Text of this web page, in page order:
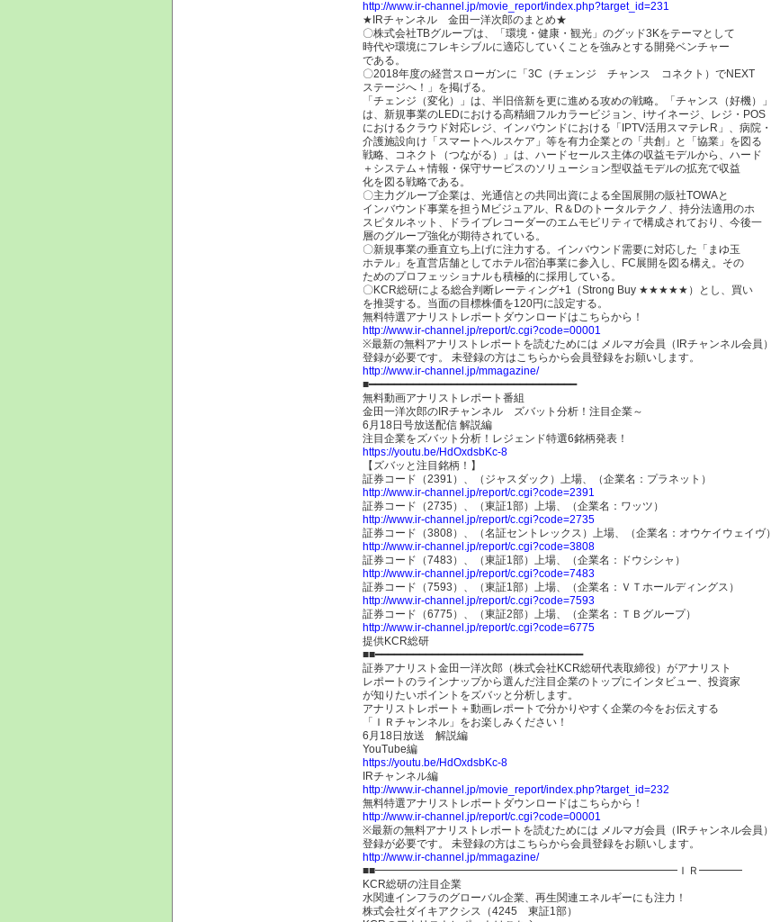
http://www.ir-channel.jp/movie_report/index.php?target_id=231
★IRチャンネル 金田一洋次郎のまとめ★
〇株式会社TBグループは、「環境・健康・観光」のグッド3Kをテーマとして
時代や環境にフレキシブルに適応していくことを強みとする開発ベンチャー
である。
〇2018年度の経営スローガンに「3C（チェンジ チャンス コネクト）でNEXT
ステージへ！」を掲げる。
「チェンジ（変化）」は、半旧倍新を更に進める攻めの戦略。「チャンス（好機）」
は、新規事業のLEDにおける高精細フルカラービジョン、iサイネージ、レジ・POS
におけるクラウド対応レジ、インバウンドにおける「IPTV活用スマテレR」、病院・
介護施設向け「スマートヘルスケア」等を有力企業との「共創」と「協業」を図る
戦略、コネクト（つながる）」は、ハードセールス主体の収益モデルから、ハード
＋システム＋情報・保守サービスのソリューション型収益モデルの拡充で収益
化を図る戦略である。
〇主力グループ企業は、光通信との共同出資による全国展開の販社TOWAと
インバウンド事業を担うMビジュアル、R＆Dのトータルテクノ、持分法適用のホ
スピタルネット、ドライブレコーダーのエムモビリティで構成されており、今後一
層のグループ強化が期待されている。
〇新規事業の垂直立ち上げに注力する。インバウンド需要に対応した「まゆ玉
ホテル」を直営店舗としてホテル宿泊事業に参入し、FC展開を図る構え。その
ためのプロフェッショナルも積極的に採用している。
〇KCR総研による総合判断レーティング+1（Strong Buy ★★★★★）とし、買い
を推奨する。当面の目標株価を120円に設定する。
無料特選アナリストレポートダウンロードはこちらから！
http://www.ir-channel.jp/report/c.cgi?code=00001
※最新の無料アナリストレポートを読むためには メルマガ会員（IRチャンネル会員）
登録が必要です。 未登録の方はこちらから会員登録をお願いします。
http://www.ir-channel.jp/mmagazine/
■━━━━━━━━━━━━━━━━━━━━━━━━━━━━━━━━━
無料動画アナリストレポート番組
金田一洋次郎のIRチャンネル ズバット分析！注目企業～
6月18日号放送配信 解説編
注目企業をズバット分析！レジェンド特選6銘柄発表！
https://youtu.be/HdOxdsbKc-8
【ズバッと注目銘柄！】
証券コード（2391）、（ジャスダック）上場、（企業名：プラネット）
http://www.ir-channel.jp/report/c.cgi?code=2391
証券コード（2735）、（東証1部）上場、（企業名：ワッツ）
http://www.ir-channel.jp/report/c.cgi?code=2735
証券コード（3808）、（名証セントレックス）上場、（企業名：オウケイウェイヴ）
http://www.ir-channel.jp/report/c.cgi?code=3808
証券コード（7483）、（東証1部）上場、（企業名：ドウシシャ）
http://www.ir-channel.jp/report/c.cgi?code=7483
証券コード（7593）、（東証1部）上場、（企業名：ＶＴホールディングス）
http://www.ir-channel.jp/report/c.cgi?code=7593
証券コード（6775）、（東証2部）上場、（企業名：ＴＢグループ）
http://www.ir-channel.jp/report/c.cgi?code=6775
提供KCR総研
■■━━━━━━━━━━━━━━━━━━━━━━━━━━━━━━━━━
証券アナリスト金田一洋次郎（株式会社KCR総研代表取締役）がアナリスト
レポートのラインナップから選んだ注目企業のトップにインタビュー、投資家
が知りたいポイントをズバッと分析します。
アナリストレポート＋動画レポートで分かりやすく企業の今をお伝えする
「ＩＲチャンネル」をお楽しみください！
6月18日放送 解説編
YouTube編
https://youtu.be/HdOxdsbKc-8
IRチャンネル編
http://www.ir-channel.jp/movie_report/index.php?target_id=232
無料特選アナリストレポートダウンロードはこちらから！
http://www.ir-channel.jp/report/c.cgi?code=00001
※最新の無料アナリストレポートを読むためには メルマガ会員（IRチャンネル会員）
登録が必要です。 未登録の方はこちらから会員登録をお願いします。
http://www.ir-channel.jp/mmagazine/
■■━━━━━━━━━━━━━━━━━━━━━━━━━━━━ＩＲ━━━━
KCR総研の注目企業
水関連インフラのグローバル企業、再生関連エネルギーにも注力！
株式会社ダイキアクシス（4245 東証1部）